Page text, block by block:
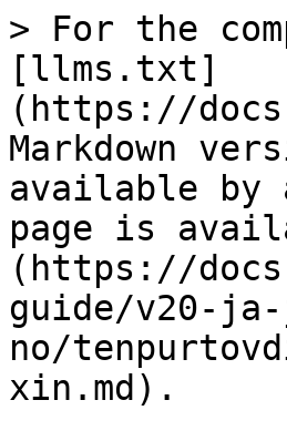
> For the
[llms.txt]
(https://
Markdown
available by
page is
(https://
guide/v20-
no/
xin.md).